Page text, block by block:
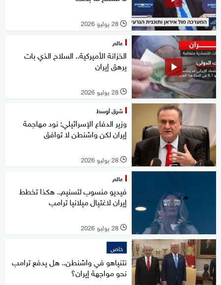
l 28 يوليو 2026
عالم
الخزانة الأميركية.. السلاح الذي بات
يرهق إيران
l 28 يوليو 2026
شرق أوسط
وزير الدفاع الإسرائيلي: نود مهاجمة
إيران لكن واشنطن لا توافق
l 28 يوليو 2026
عالم
فيديو منسوب لتسنيم.. هكذا تخطط
إيران لاغتيال ميلانيا ترامب
l 28 يوليو 2026
خاص
نتنياهو في واشنطن.. هل يدفع ترامب
نحو مواجهة إيران؟